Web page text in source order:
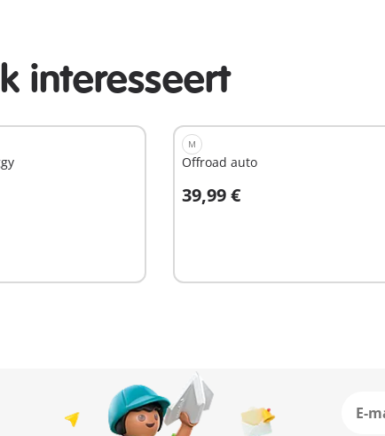
interesseert
M
Offroad auto
39,99 €
In winkelwagen